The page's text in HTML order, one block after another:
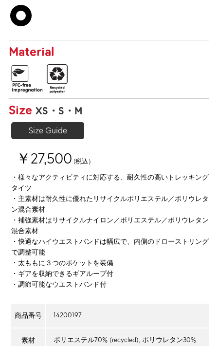
Material
Size XS S M
Size Guide
￥27,500 (税込）
・様々なアクティビティに対応する、耐久性の高いトレッキング
タイツ
・主素材は耐久性に優れたリサイクルポリエステル／ポリウレタ
ン混合素材
・補強素材はリサイクルナイロン／ポリエステル／ポリウレタン
混合素材
・快適なハイウエストバンドは幅広で、内側のドローストリング
で調整可能
・太ももに３つのポケットを装備
・ギアを収納できるギアループ付
・調節可能なウエストバンド付
商品番号 14200197
素材
ポリエステル70% (recycled), ポリウレタン30%